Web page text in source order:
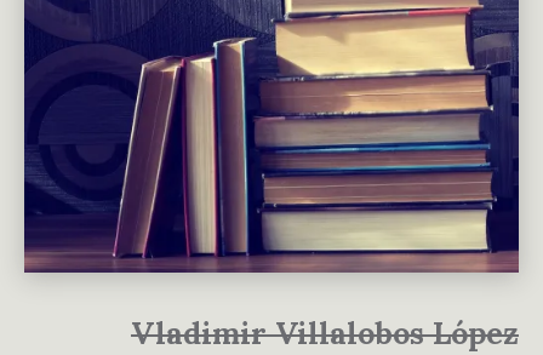
Vladimir Villalobos López